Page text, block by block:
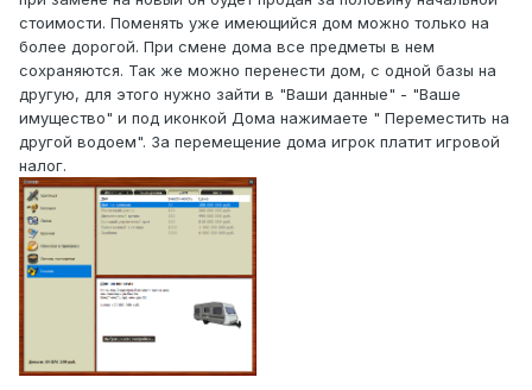
стоимости. Поменять уже имеющийся дом можно только на
более дорогой. При смене дома все предметы в нем
сохраняются. Так же можно перенести дом, с одной базы на
другую, для этого нужно зайти в "Ваши данные" - "Ваше
имущество" и под иконкой Дома нажимаете " Переместить на
другой водоем". За перемещение дома игрок платит игровой
налог.